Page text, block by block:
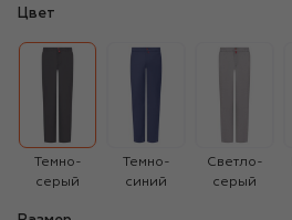
Цвет
Темно-
серый
Темно-
синий
Светло-
серый